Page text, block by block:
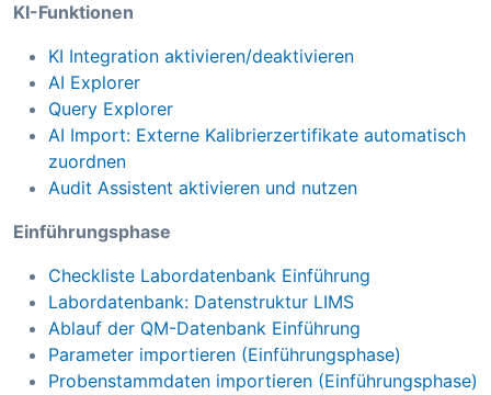
KI-Funktionen
KI Integration aktivieren/deaktivieren
AI Explorer
Query Explorer
AI Import: Externe Kalibrierzertifikate automatisch
zuordnen
Audit Assistent aktivieren und nutzen
Einführungsphase
Checkliste Labordatenbank Einführung
Labordatenbank: Datenstruktur LIMS
Ablauf der QM-Datenbank Einführung
Parameter importieren (Einführungsphase)
Probenstammdaten importieren (Einführungsphase)